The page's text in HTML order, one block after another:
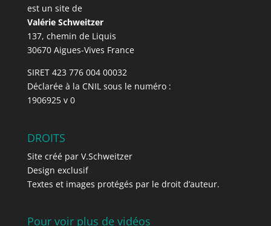
est un site de
Valérie Schweitzer
137, chemin de Liquis
30670 Aigues-Vives France
SIRET 423 776 004 00032
Déclarée à la CNIL sous le numéro :
1906925 v 0
DROITS
Site créé par V.Schweitzer
Design exclusif
Textes et images protégés par le droit d’auteur.
Pour voir plus de vidéos